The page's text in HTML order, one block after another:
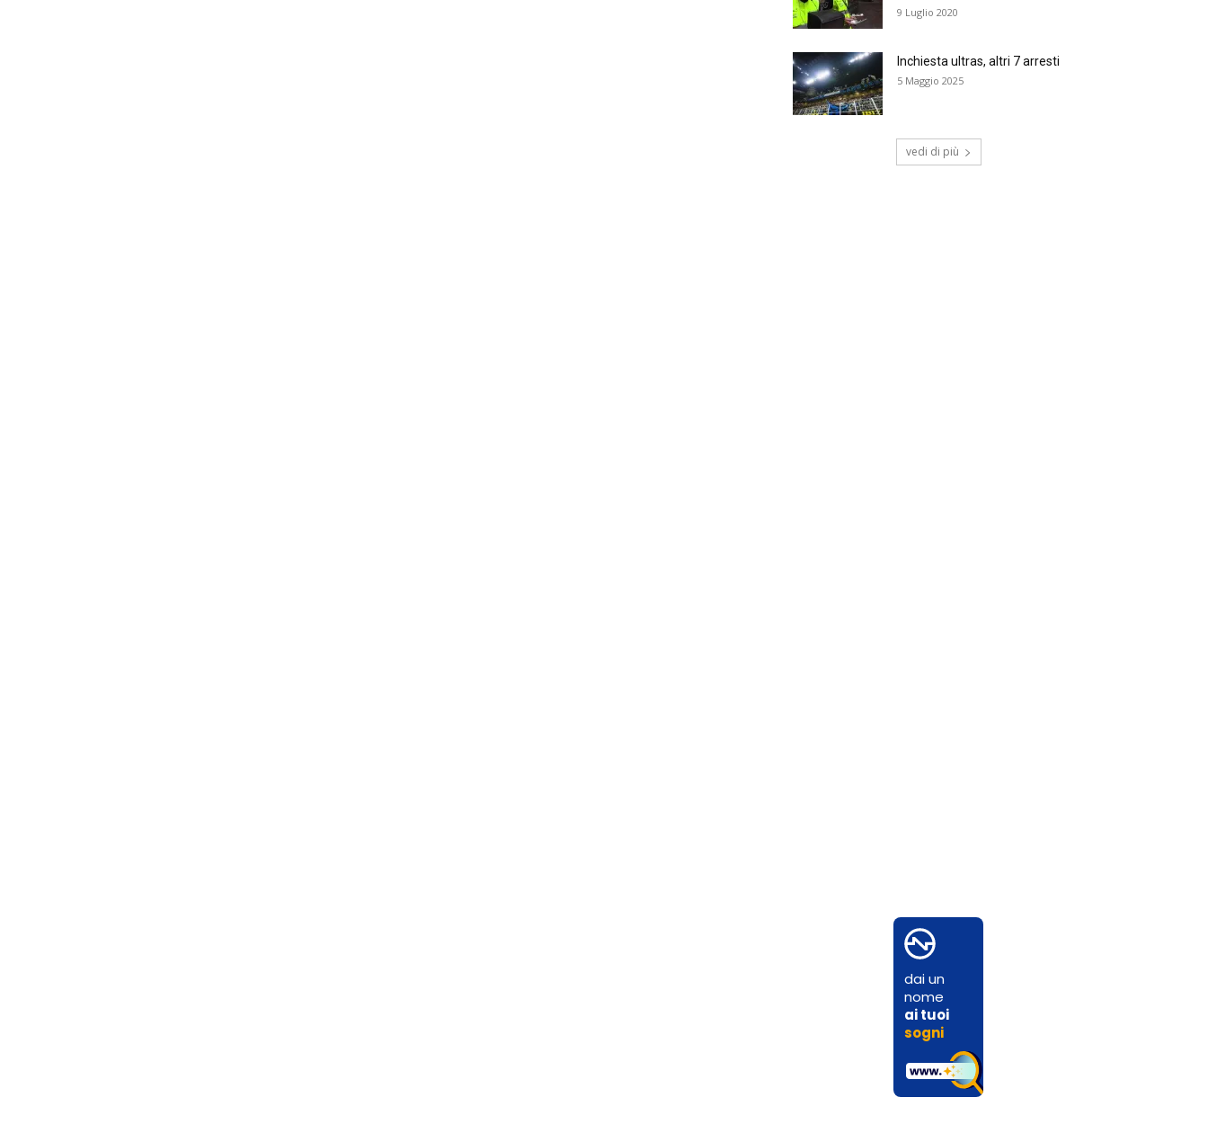
9 Luglio 2020
Inchiesta ultras, altri 7 arresti
5 Maggio 2025
vedi di più